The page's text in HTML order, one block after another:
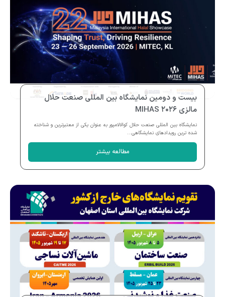
بیست و دومین نمایشگاه بین المللی صنعت حلال
مالزی MIHAS ۲۰۲۶
نمایشگاه بین المللی صنعت حلال کوالالامپور به عنوان یکی از معتبرترین و شناخته
شده ترین رویدادهای نمایشگاهی...
مطالعه بیشتر